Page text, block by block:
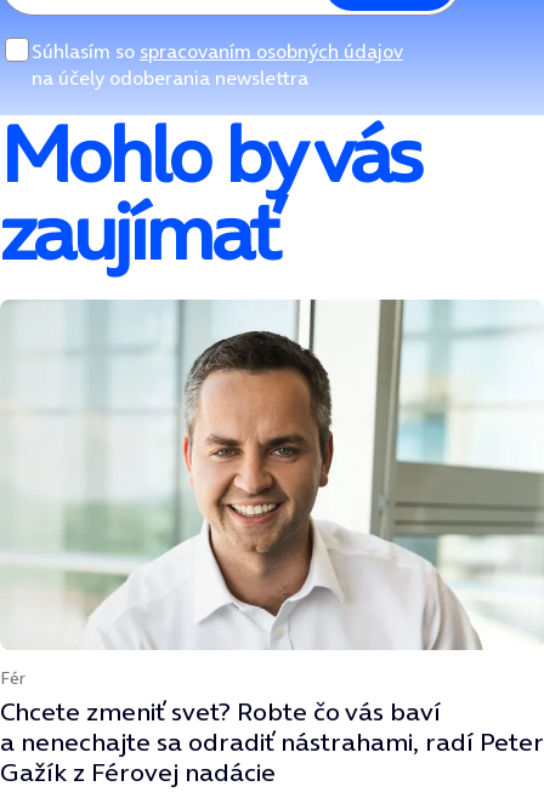
Súhlasím so spracovaním osobných údajov
na účely odoberania newslettra
Mohlo by vás
zaujímať
Fér
Chcete zmeniť svet? Robte čo vás baví
a nenechajte sa odradiť nástrahami, radí Peter
Gažík z Férovej nadácie